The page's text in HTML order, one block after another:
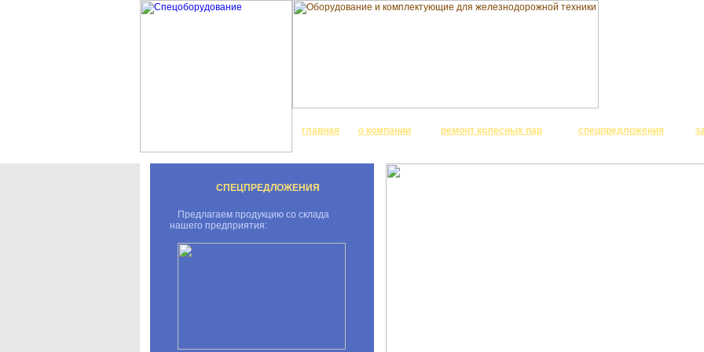
главная о компании ремонт колесных пар спецпредложения
СПЕЦПРЕДЛОЖЕНИЯ
Предлагаем продукцию со склада
нашего предприятия: